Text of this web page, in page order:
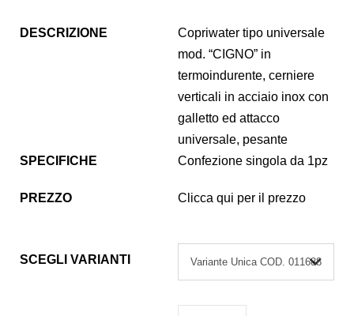
DESCRIZIONE
Copriwater tipo universale
mod. “CIGNO” in
termoindurente, cerniere
verticali in acciaio inox con
galletto ed attacco
universale, pesante
SPECIFICHE
Confezione singola da 1pz
PREZZO Clicca qui per il prezzo
SCEGLI VARIANTI